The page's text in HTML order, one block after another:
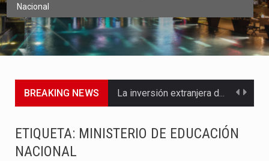
Nacional
BREAKING NEWS La inversión extranjera directa en Colombia comenzó a dar señales…
ETIQUETA: MINISTERIO DE EDUCACIÓN
NACIONAL